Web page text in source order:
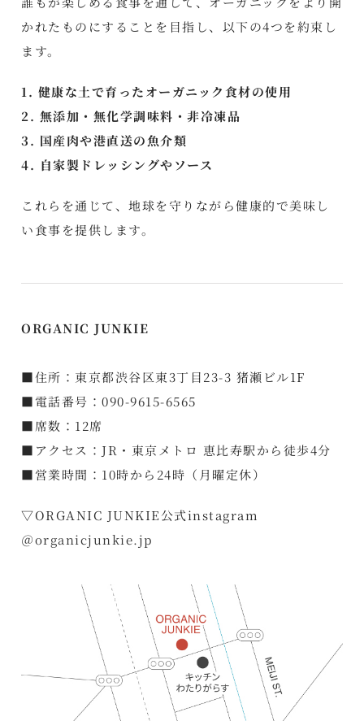
かれたものにすることを目指し、以下の4つを約束し
ます。
1. 健康な土で育ったオーガニック食材の使用
2. 無添加・無化学調味料・非冷凍品
3. 国産肉や港直送の魚介類
4. 自家製ドレッシングやソース
これらを通じて、地球を守りながら健康的で美味し
い食事を提供します。
ORGANIC JUNKIE
■住所：東京都渋谷区東3丁目23-3 猪瀬ビル1F
■電話番号：090-9615-6565
■席数：12席
■アクセス：JR・東京メトロ 恵比寿駅から徒歩4分
■営業時間：10時から24時（月曜定休）
▽ORGANIC JUNKIE公式instagram
＠organicjunkie.jp